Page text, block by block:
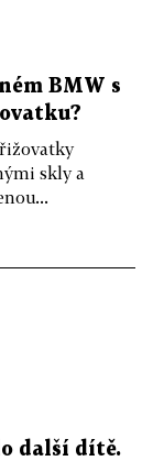
BMW s
skly a
další dítě.